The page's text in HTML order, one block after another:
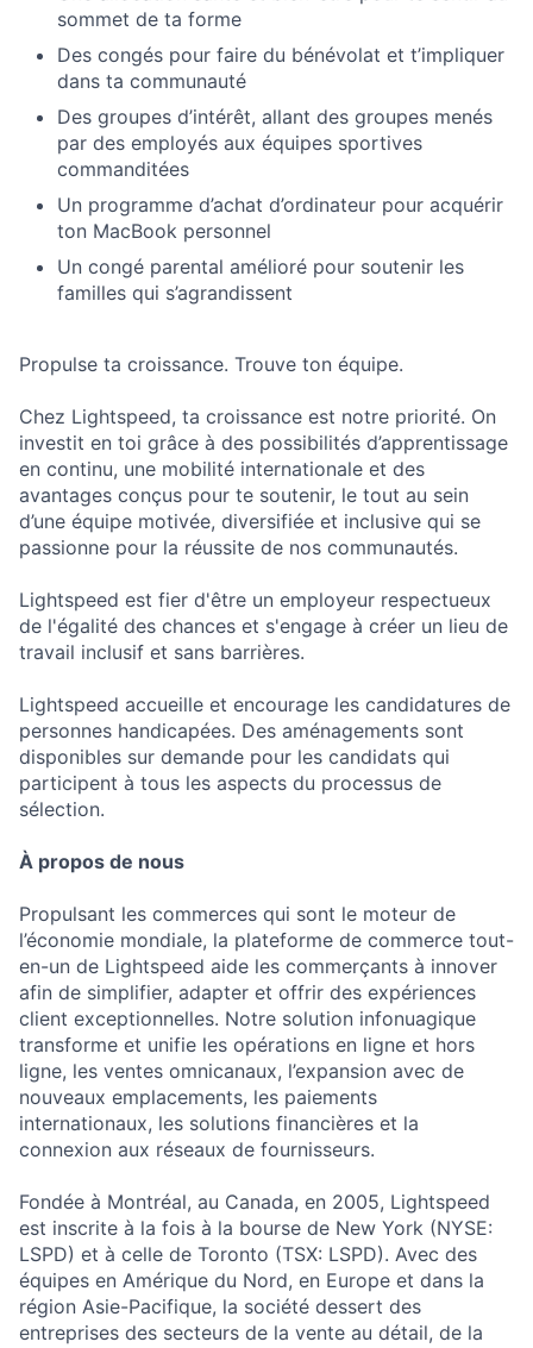
sommet de ta forme
Des congés pour faire du bénévolat et t’impliquer
dans ta communauté
Des groupes d’intérêt, allant des groupes menés
par des employés aux équipes sportives
commanditées
Un programme d’achat d’ordinateur pour acquérir
ton MacBook personnel
Un congé parental amélioré pour soutenir les
familles qui s’agrandissent
Propulse ta croissance. Trouve ton équipe.
Chez Lightspeed, ta croissance est notre priorité. On
investit en toi grâce à des possibilités d’apprentissage
en continu, une mobilité internationale et des
avantages conçus pour te soutenir, le tout au sein
d’une équipe motivée, diversifiée et inclusive qui se
passionne pour la réussite de nos communautés.
Lightspeed est fier d'être un employeur respectueux
de l'égalité des chances et s'engage à créer un lieu de
travail inclusif et sans barrières.
Lightspeed accueille et encourage les candidatures de
personnes handicapées. Des aménagements sont
disponibles sur demande pour les candidats qui
participent à tous les aspects du processus de
sélection.
À propos de nous
Propulsant les commerces qui sont le moteur de
l’économie mondiale, la plateforme de commerce tout-
en-un de Lightspeed aide les commerçants à innover
afin de simplifier, adapter et offrir des expériences
client exceptionnelles. Notre solution infonuagique
transforme et unifie les opérations en ligne et hors
ligne, les ventes omnicanaux, l’expansion avec de
nouveaux emplacements, les paiements
internationaux, les solutions financières et la
connexion aux réseaux de fournisseurs.
Fondée à Montréal, au Canada, en 2005, Lightspeed
est inscrite à la fois à la bourse de New York (NYSE:
LSPD) et à celle de Toronto (TSX: LSPD). Avec des
équipes en Amérique du Nord, en Europe et dans la
région Asie-Pacifique, la société dessert des
entreprises des secteurs de la vente au détail, de la